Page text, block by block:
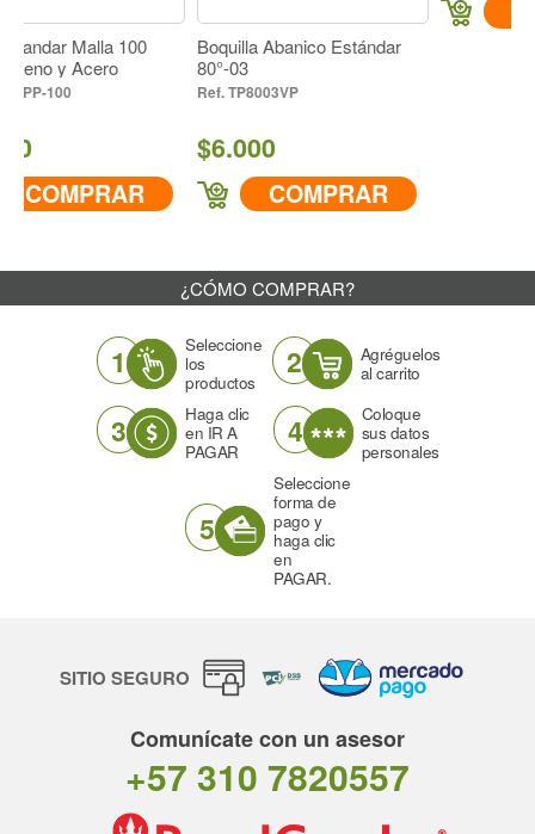
100
Boquilla Abanico Estándar
80°-03
TP8003VP
COMPRAR
¿CÓMO COMPRAR?
1
Seleccione
los
productos
2
Agréguelos
al carrito
3
Haga clic
en IR A
PAGAR
4
Coloque
sus datos
personales
5
Seleccione
forma de
pago y
haga clic
en
PAGAR.
SITIO SEGURO
Comunícate con un asesor
+57 310 7820557